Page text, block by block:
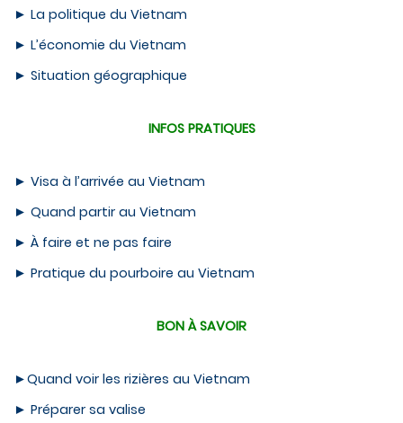
► La politique du Vietnam
► L’économie du Vietnam
► Situation géographique
INFOS PRATIQUES
► Visa à l’arrivée au Vietnam
► Quand partir au Vietnam
► À faire et ne pas faire
► Pratique du pourboire au Vietnam
BON À SAVOIR
►Quand voir les rizières au Vietnam
► Préparer sa valise